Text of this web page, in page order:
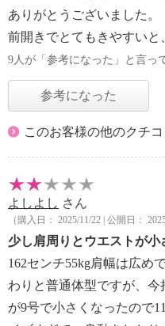
ありがとうございました。
前開きでとてもきやすいと
9人が「参考になった」と言っ
参考になった
このお客様の他のクチ
よしよし さん
（購入日： 2025/11/22 | 公開日：
少し肩周りとウエストが小
162センチ55kg肩幅は広め
わりと普通体型ですが、
が9号で小さくなったので